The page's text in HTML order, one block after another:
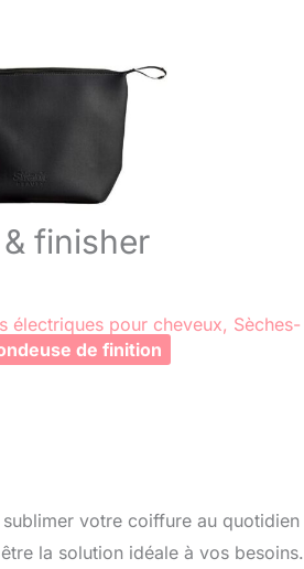
finisher
électriques pour cheveux, Sèches-
de finition
votre coiffure au quotidien
la solution idéale à vos besoins.